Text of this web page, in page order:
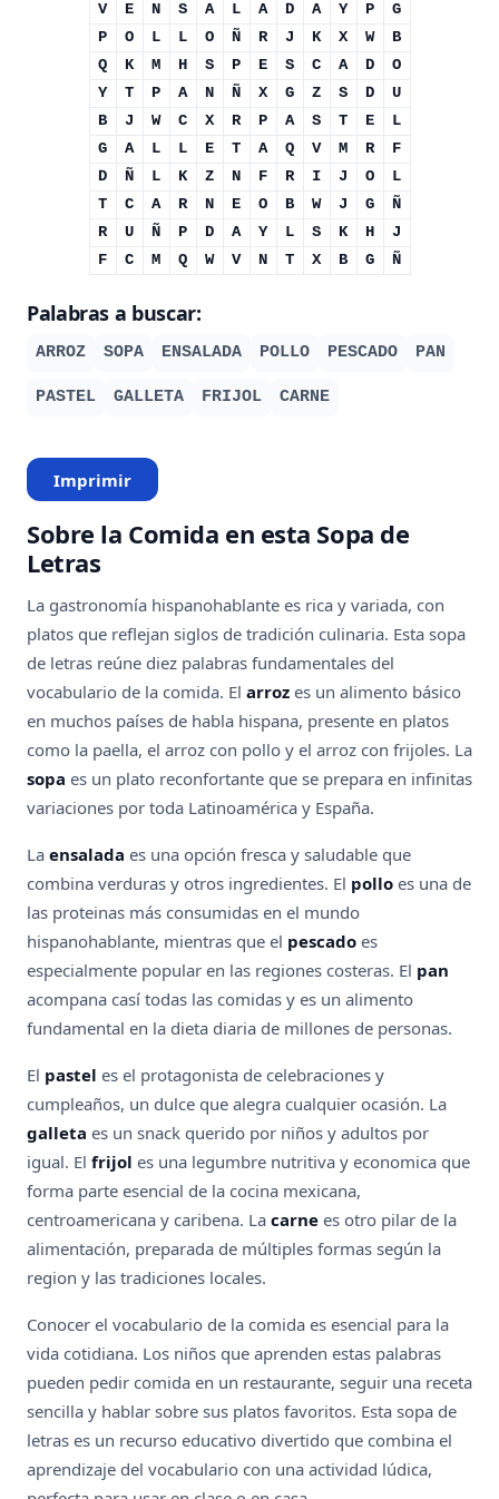
V
E N S A L A D A Y P
G
P
O L L O Ñ R J K X W
B
Q
K M H S P E S C A D
O
Y
T P A N Ñ X G Z S D
U
B
J W C X R P A S T E
L
G
A L L E T A Q V M R
F
D
Ñ L K Z N F R I J O
L
T
C A R N E O B W J G
Ñ
R
U Ñ P D A Y L S K H
J
F
C M Q W V N T X B G Ñ
Palabras a buscar:
ARROZ SOPA ENSALADA POLLO PESCADO PAN
PASTEL GALLETA FRIJOL CARNE
Imprimir
Sobre la Comida en esta Sopa de
Letras
La gastronomía hispanohablante es rica y variada, con
platos que reflejan siglos de tradición culinaria. Esta sopa
de letras reúne diez palabras fundamentales del
vocabulario de la comida. El arroz es un alimento básico
en muchos países de habla hispana, presente en platos
como la paella, el arroz con pollo y el arroz con frijoles. La
sopa es un plato reconfortante que se prepara en infinitas
variaciones por toda Latinoamérica y España.
La ensalada es una opción fresca y saludable que
combina verduras y otros ingredientes. El pollo es una de
las proteinas más consumidas en el mundo
hispanohablante, mientras que el pescado es
especialmente popular en las regiones costeras. El pan
acompana casí todas las comidas y es un alimento
fundamental en la dieta diaria de millones de personas.
El pastel es el protagonista de celebraciones y
cumpleaños, un dulce que alegra cualquier ocasión. La
galleta es un snack querido por niños y adultos por
igual. El frijol es una legumbre nutritiva y economica que
forma parte esencial de la cocina mexicana,
centroamericana y caribena. La carne es otro pilar de la
alimentación, preparada de múltiples formas según la
region y las tradiciones locales.
Conocer el vocabulario de la comida es esencial para la
vida cotidiana. Los niños que aprenden estas palabras
pueden pedir comida en un restaurante, seguir una receta
sencilla y hablar sobre sus platos favoritos. Esta sopa de
letras es un recurso educativo divertido que combina el
aprendizaje del vocabulario con una actividad lúdica,